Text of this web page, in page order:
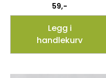
59,-
Legg i
handlekurv